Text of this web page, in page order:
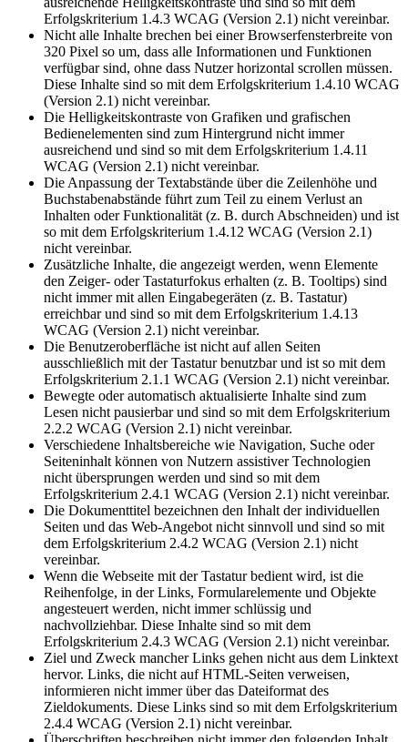
Erfolgskriterium 1.4.3 WCAG (Version 2.1) nicht vereinbar.
Nicht alle Inhalte brechen bei einer Browserfensterbreite von
320 Pixel so um, dass alle Informationen und Funktionen
verfügbar sind, ohne dass Nutzer horizontal scrollen müssen.
Diese Inhalte sind so mit dem Erfolgskriterium 1.4.10 WCAG
(Version 2.1) nicht vereinbar.
Die Helligkeitskontraste von Grafiken und grafischen
Bedienelementen sind zum Hintergrund nicht immer
ausreichend und sind so mit dem Erfolgskriterium 1.4.11
WCAG (Version 2.1) nicht vereinbar.
Die Anpassung der Textabstände über die Zeilenhöhe und
Buchstabenabstände führt zum Teil zu einem Verlust an
Inhalten oder Funktionalität (z. B. durch Abschneiden) und ist
so mit dem Erfolgskriterium 1.4.12 WCAG (Version 2.1)
nicht vereinbar.
Zusätzliche Inhalte, die angezeigt werden, wenn Elemente
den Zeiger- oder Tastaturfokus erhalten (z. B. Tooltips) sind
nicht immer mit allen Eingabegeräten (z. B. Tastatur)
erreichbar und sind so mit dem Erfolgskriterium 1.4.13
WCAG (Version 2.1) nicht vereinbar.
Die Benutzeroberfläche ist nicht auf allen Seiten
ausschließlich mit der Tastatur benutzbar und ist so mit dem
Erfolgskriterium 2.1.1 WCAG (Version 2.1) nicht vereinbar.
Bewegte oder automatisch aktualisierte Inhalte sind zum
Lesen nicht pausierbar und sind so mit dem Erfolgskriterium
2.2.2 WCAG (Version 2.1) nicht vereinbar.
Verschiedene Inhaltsbereiche wie Navigation, Suche oder
Seiteninhalt können von Nutzern assistiver Technologien
nicht übersprungen werden und sind so mit dem
Erfolgskriterium 2.4.1 WCAG (Version 2.1) nicht vereinbar.
Die Dokumenttitel bezeichnen den Inhalt der individuellen
Seiten und das Web-Angebot nicht sinnvoll und sind so mit
dem Erfolgskriterium 2.4.2 WCAG (Version 2.1) nicht
vereinbar.
Wenn die Webseite mit der Tastatur bedient wird, ist die
Reihenfolge, in der Links, Formularelemente und Objekte
angesteuert werden, nicht immer schlüssig und
nachvollziehbar. Diese Inhalte sind so mit dem
Erfolgskriterium 2.4.3 WCAG (Version 2.1) nicht vereinbar.
Ziel und Zweck mancher Links gehen nicht aus dem Linktext
hervor. Links, die nicht auf HTML-Seiten verweisen,
informieren nicht immer über das Dateiformat des
Zieldokuments. Diese Links sind so mit dem Erfolgskriterium
2.4.4 WCAG (Version 2.1) nicht vereinbar.